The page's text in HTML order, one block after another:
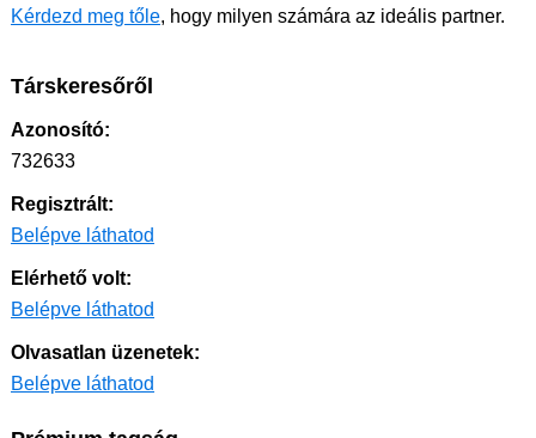
Kérdezd meg tőle, hogy milyen számára az ideális partner.
Társkeresőről
Azonosító:
732633
Regisztrált:
Belépve láthatod
Elérhető volt:
Belépve láthatod
Olvasatlan üzenetek:
Belépve láthatod